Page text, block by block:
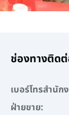
ช่องทางติด
เบอร์โทรสำนัก
ฝ่ายขาย: